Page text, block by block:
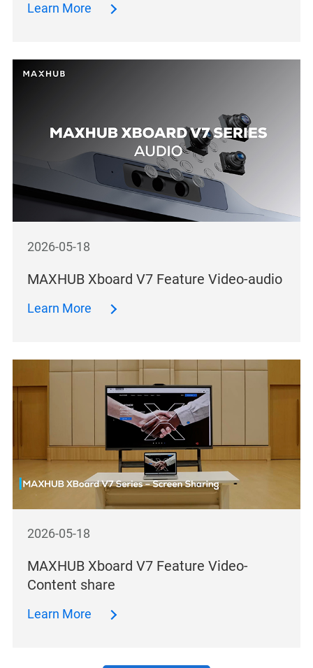
Learn More
2026-05-18
MAXHUB Xboard V7 Feature Video-audio
Learn More
2026-05-18
MAXHUB Xboard V7 Feature Video-
Content share
Learn More